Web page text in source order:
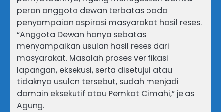
peran anggota dewan terbatas pada
penyampaian aspirasi masyarakat hasil reses.
“Anggota Dewan hanya sebatas
menyampaikan usulan hasil reses dari
masyarakat. Masalah proses verifikasi
lapangan, eksekusi, serta disetujui atau
tidaknya usulan tersebut, sudah menjadi
domain eksekutif atau Pemkot Cimahi,” jelas
Agung.